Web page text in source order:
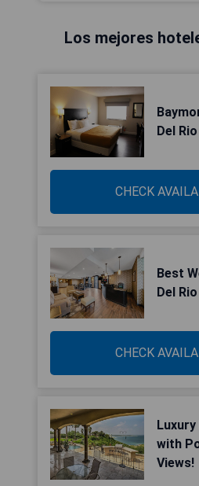
Los mejores
Del Rio
CHECK
Best
Del Rio
CHECK
Luxury
with
Views!